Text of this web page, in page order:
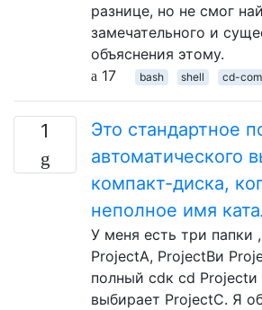
разнице, но не смог
замечательного и
объяснения этому.
17
bash shell cd-
1
Это стандартное
автоматического
компакт-диска,
неполное имя
У меня есть три папки
ProjectA, ProjectBи
полный cdк cd
выбирает ProjectC. Я